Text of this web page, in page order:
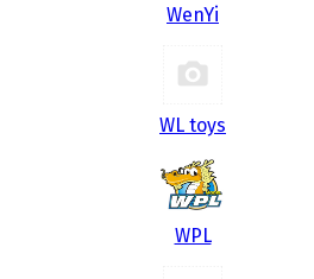
WenYi
WL toys
WPL